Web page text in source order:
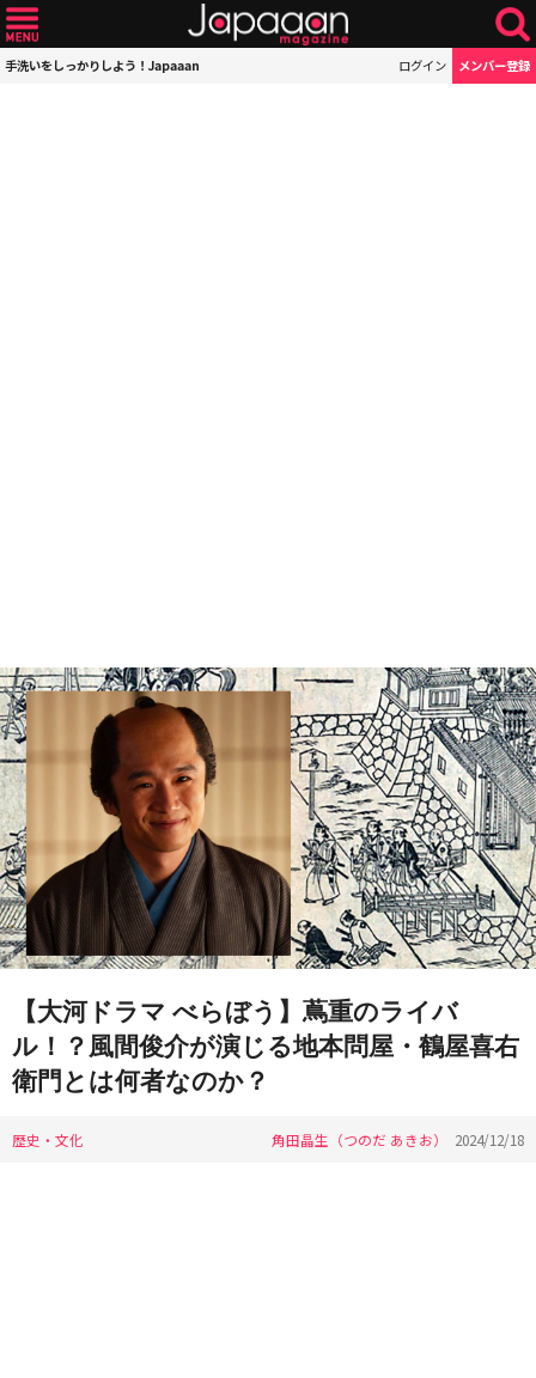
手洗いをしっかりしよう！Japaaan ログイン メンバー登録
【大河ドラマ べらぼう】蔦重のライバ
ル！？風間俊介が演じる地本問屋・鶴屋喜右
衛門とは何者なのか？
歴史・文化 角田晶生（つのだ あきお） 2024/12/18